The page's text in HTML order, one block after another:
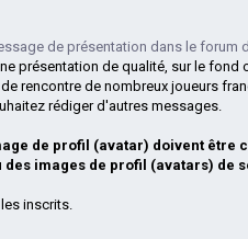
de présentation dans le forum
présentation de qualité, sur le fond
rencontre de nombreux joueurs
rédiger d'autres messages.
de profil (avatar) doivent être
images de profil (avatars) de
inscrits.